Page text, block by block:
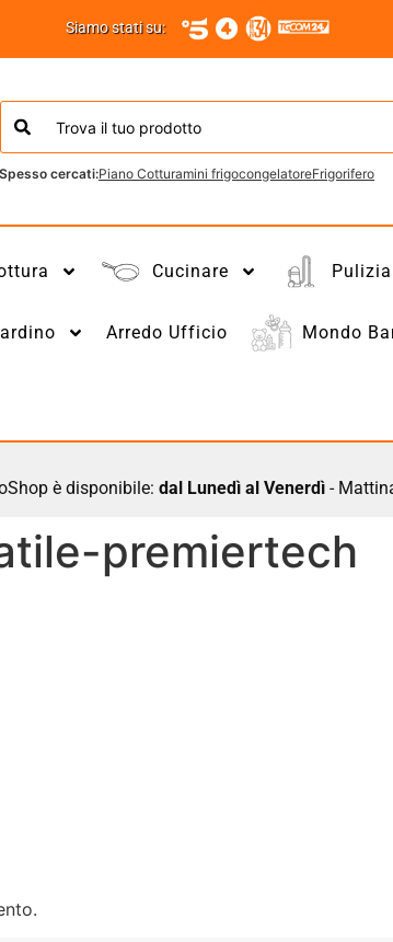
Siamo stati su:
Spesso cercati:Piano Cotturamini frigocongelatoreFrigorifero
Cucinare Pulizia
Arredo Ufficio Mondo
è disponibile: dal Lunedì al Venerdì-
premiertech